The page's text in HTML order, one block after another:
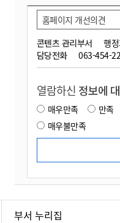
콘텐츠 관리부서
행
담당전화
063-454-
홈페이지 개선의견
열람하신 정보에
매우만족 만족
매우불만족
부서 누리집